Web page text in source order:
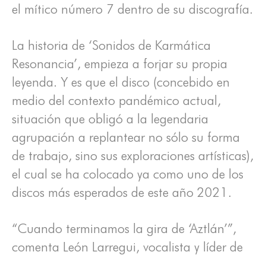
el mítico número 7 dentro de su discografía.
La historia de ‘Sonidos de Karmática
Resonancia’, empieza a forjar su propia
leyenda. Y es que el disco (concebido en
medio del contexto pandémico actual,
situación que obligó a la legendaria
agrupación a replantear no sólo su forma
de trabajo, sino sus exploraciones artísticas),
el cual se ha colocado ya como uno de los
discos más esperados de este año 2021.
“Cuando terminamos la gira de ‘Aztlán’”,
comenta León Larregui, vocalista y líder de